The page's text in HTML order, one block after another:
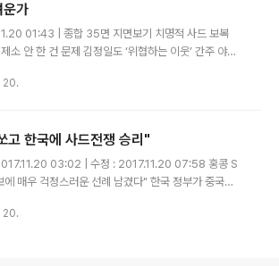
운가
01:43 | 종합 35면 지면보기 치명적 사드 보복
소 안 한 건 문제 김정일도 ‘위협하는 이웃’ 간주 야심
史)를 얘기했다. 클린턴 대통령..
20.
고 한국에 사드전쟁 승리"
03:02 | 수정 : 2017.11.20 07:58 홍콩 S
매우 걱정스러운 선례 남겼다" 한국 정부가 중국의
연동시키는 선례를 남긴 것으로, 지역 안보..
20.